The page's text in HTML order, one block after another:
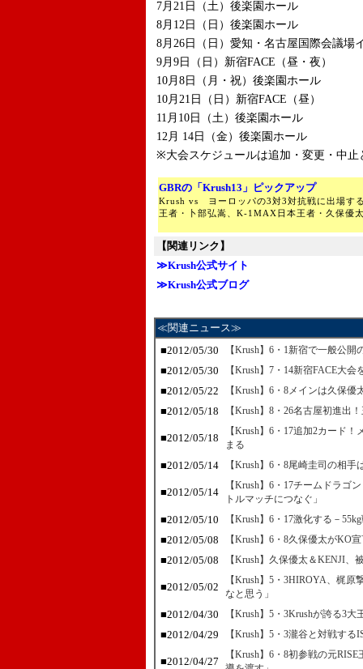
7月21日（土）後楽園ホール
8月12日（日）後楽園ホール
8月26日（日）愛知・名古屋国際会議場
9月9日（日）新宿FACE（昼・夜）
10月8日（月・祝）後楽園ホール
10月21日（日）新宿FACE（昼）
11月10日（土）後楽園ホール
12月 14日（金）後楽園ホール
※大会スケジュールは追加・変更・中止
GBRの「Krush13」ピックアップ
Krush vs ヨーロッパの3対3対抗戦に出場す
王者・卜部弘嵩、K-1MAX日本王者・久保優
【関連リンク】
≫Krush公式サイト
≫Krush公式ブログ
≪関連ニュース≫
■2012/05/30
【Krush】6・1新宿で一般公
■2012/05/30 【Krush】7・14新宿FACE大
■2012/05/22 【Krush】6・8メインは久保
■2012/05/18 【Krush】8・26名古屋初進出
■2012/05/18
【Krush】6・17追加2カード
まる
■2012/05/14 【Krush】6・8尾崎圭司の相
■2012/05/14
【Krush】6・17チームドラゴ
トルマッチにつなぐ」
■2012/05/10 【Krush】6・17激化する－
■2012/05/08 【Krush】6・8久保優太がKO
■2012/05/08 【Krush】久保優太＆KENJI、
■2012/05/02
【Krush】5・3HIROYA、梶
なと思う」
■2012/04/30 【Krush】5・3Krushが誇る3
■2012/04/29 【Krush】5・3瀧谷と対戦す
■2012/04/27
【Krush】6・8初参戦の元